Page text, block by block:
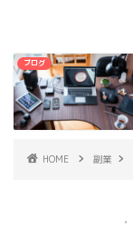
ブログ
HOME 副業